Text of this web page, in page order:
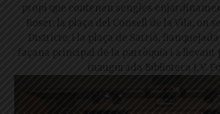
propi que contenen sengles
Roser; la plaça del Consell de la Vila, on
Districte; i la plaça de Sarrià,
façana principal de la parròquia i a llevant
inaugurada Biblioteca J. V.